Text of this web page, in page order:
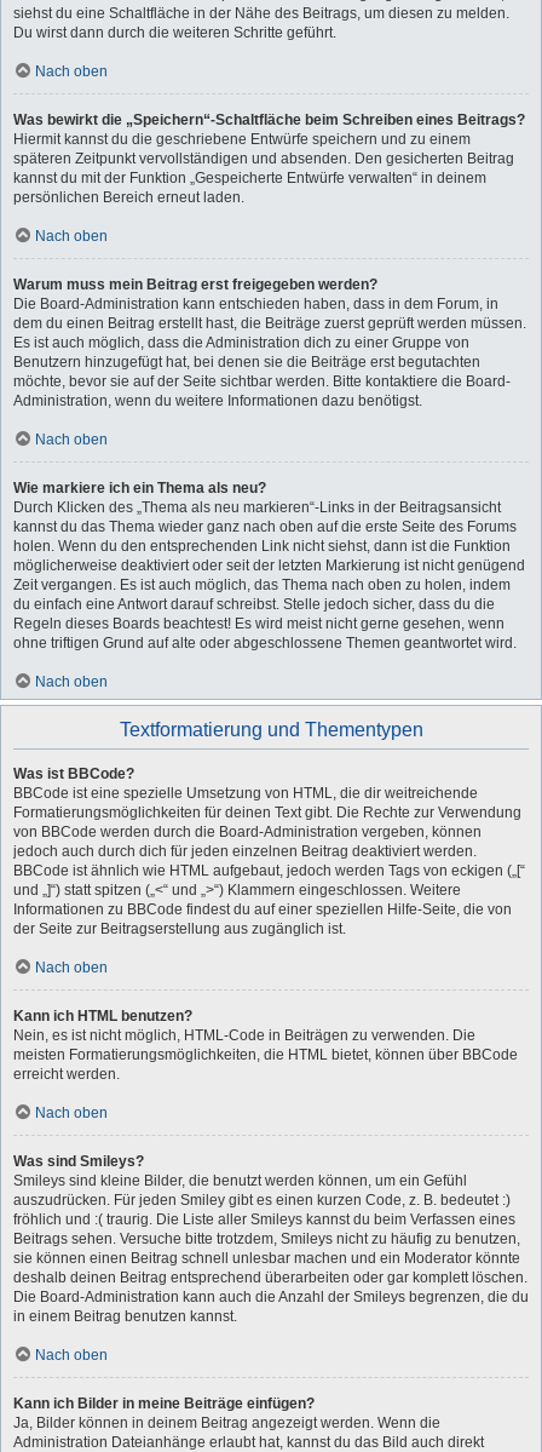
siehst du eine Schaltfläche in der Nähe des Beitrags, um diesen zu melden.
Du wirst dann durch die weiteren Schritte geführt.
Nach oben
Was bewirkt die „Speichern“-Schaltfläche beim Schreiben eines Beitrags?
Hiermit kannst du die geschriebene Entwürfe speichern und zu einem
späteren Zeitpunkt vervollständigen und absenden. Den gesicherten Beitrag
kannst du mit der Funktion „Gespeicherte Entwürfe verwalten“ in deinem
persönlichen Bereich erneut laden.
Nach oben
Warum muss mein Beitrag erst freigegeben werden?
Die Board-Administration kann entschieden haben, dass in dem Forum, in
dem du einen Beitrag erstellt hast, die Beiträge zuerst geprüft werden müssen.
Es ist auch möglich, dass die Administration dich zu einer Gruppe von
Benutzern hinzugefügt hat, bei denen sie die Beiträge erst begutachten
möchte, bevor sie auf der Seite sichtbar werden. Bitte kontaktiere die Board-
Administration, wenn du weitere Informationen dazu benötigst.
Nach oben
Wie markiere ich ein Thema als neu?
Durch Klicken des „Thema als neu markieren“-Links in der Beitragsansicht
kannst du das Thema wieder ganz nach oben auf die erste Seite des Forums
holen. Wenn du den entsprechenden Link nicht siehst, dann ist die Funktion
möglicherweise deaktiviert oder seit der letzten Markierung ist nicht genügend
Zeit vergangen. Es ist auch möglich, das Thema nach oben zu holen, indem
du einfach eine Antwort darauf schreibst. Stelle jedoch sicher, dass du die
Regeln dieses Boards beachtest! Es wird meist nicht gerne gesehen, wenn
ohne triftigen Grund auf alte oder abgeschlossene Themen geantwortet wird.
Nach oben
Textformatierung und Thementypen
Was ist BBCode?
BBCode ist eine spezielle Umsetzung von HTML, die dir weitreichende
Formatierungsmöglichkeiten für deinen Text gibt. Die Rechte zur Verwendung
von BBCode werden durch die Board-Administration vergeben, können
jedoch auch durch dich für jeden einzelnen Beitrag deaktiviert werden.
BBCode ist ähnlich wie HTML aufgebaut, jedoch werden Tags von eckigen („[“
und „]“) statt spitzen („<“ und „>“) Klammern eingeschlossen. Weitere
Informationen zu BBCode findest du auf einer speziellen Hilfe-Seite, die von
der Seite zur Beitragserstellung aus zugänglich ist.
Nach oben
Kann ich HTML benutzen?
Nein, es ist nicht möglich, HTML-Code in Beiträgen zu verwenden. Die
meisten Formatierungsmöglichkeiten, die HTML bietet, können über BBCode
erreicht werden.
Nach oben
Was sind Smileys?
Smileys sind kleine Bilder, die benutzt werden können, um ein Gefühl
auszudrücken. Für jeden Smiley gibt es einen kurzen Code, z. B. bedeutet :)
fröhlich und :( traurig. Die Liste aller Smileys kannst du beim Verfassen eines
Beitrags sehen. Versuche bitte trotzdem, Smileys nicht zu häufig zu benutzen,
sie können einen Beitrag schnell unlesbar machen und ein Moderator könnte
deshalb deinen Beitrag entsprechend überarbeiten oder gar komplett löschen.
Die Board-Administration kann auch die Anzahl der Smileys begrenzen, die du
in einem Beitrag benutzen kannst.
Nach oben
Kann ich Bilder in meine Beiträge einfügen?
Ja, Bilder können in deinem Beitrag angezeigt werden. Wenn die
Administration Dateianhänge erlaubt hat, kannst du das Bild auch direkt